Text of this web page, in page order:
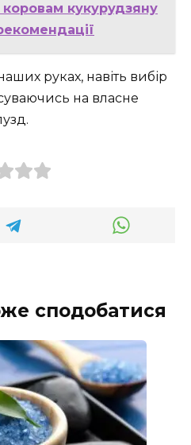
кукурудзяну
руках, навіть вибір
на власне
сподобатися